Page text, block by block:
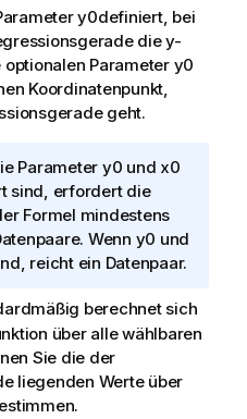
y0definiert, bei
die y-
Parameter y0
Koordinatenpunkt,
geht.
Parameter y0 und x0
sind, erfordert die
Formel mindestens
Wenn y0 und
reicht ein Datenpaar.
berechnet sich
über alle wählbaren
Sie die der
liegenden Werte über